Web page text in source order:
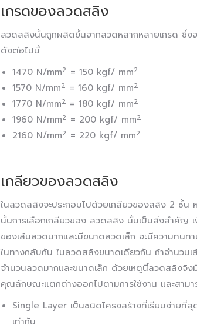
เกรดของลวดสลิง
ลวดสลิงนั้นถูกผลิดขึ้นจากลวดหลากหลายเกรด ซึ่
ดังต่อไปนี้
1470 N/mm2 = 150 kgf/ mm2
1570 N/mm2 = 160 kgf/ mm2
1770 N/mm2 = 180 kgf/ mm2
1960 N/mm2 = 200 kgf/ mm2
2160 N/mm2 = 220 kgf/ mm2
เกลียวของลวดสลิง
ในลวดสลิงจะประกอบไปด้วยเกลียวของสลิง 2 ชั้
นั้นการเลือกเกลียวของ ลวดสลิง นั้นเป็นสิ่งสำคัญ
ของเส้นลวดมากและมีขนาดลวดเล็ก จะมีความทน
ในทางกลับกัน ในลวดสลิงขนาดเดียวกัน ถ้าจำนว
จำนวนลวดมากและขนาดเล็ก ด้วยเหตูนี้ลวดสลิงจิ
คุณลักษณะแตกต่างออกไปตามการใช้งาน และสามา
Single Layer เป็นชนิดโครงสร้างที่เรียบง่าย
เท่ากัน